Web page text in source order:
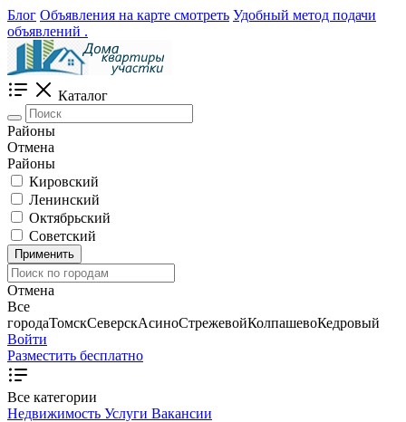
Блог Объявления на карте смотреть Удобный метод подачи
объявлений .
Каталог
Районы
Отмена
Районы
Кировский
Ленинский
Октябрьский
Советский
Применить
Отмена
Все
городаТомскСеверскАсиноСтрежевойКолпашевоКедровый
Войти
Разместить бесплатно
Все категории
Недвижимость Услуги Вакансии